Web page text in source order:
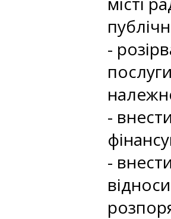
-
-
-